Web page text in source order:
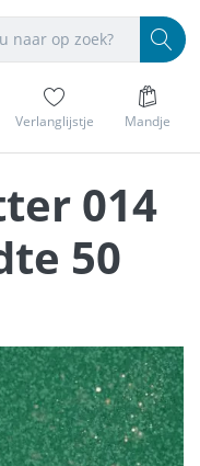
Verlanglijstje Mandje
014
50